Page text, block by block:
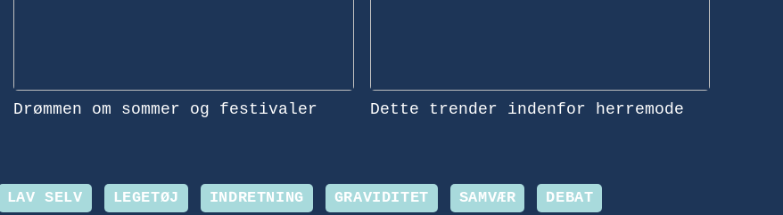
Drømmen om sommer og festivaler Dette trender indenfor herremode
LAV SELV LEGETØJ INDRETNING GRAVIDITET SAMVÆR DEBAT